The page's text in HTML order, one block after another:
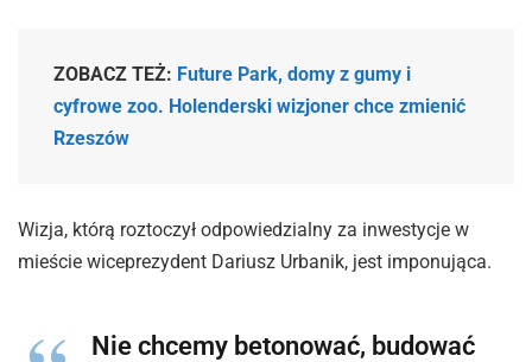
ZOBACZ TEŻ: Future Park, domy z gumy i
cyfrowe zoo. Holenderski wizjoner chce zmienić
Rzeszów
Wizja, którą roztoczył odpowiedzialny za inwestycje w
mieście wiceprezydent Dariusz Urbanik, jest imponująca.
Nie chcemy betonować, budować